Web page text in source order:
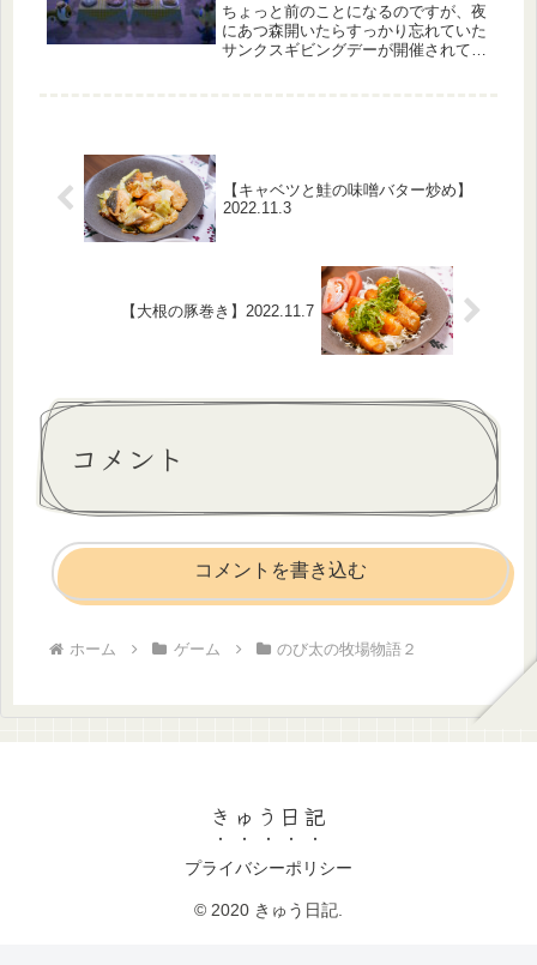
ちょっと前のことになるのですが、夜
にあつ森開いたらすっかり忘れていた
サンクスギビングデーが開催されてい
【キャベツと鮭の味噌バター炒め】
2022.11.3
【大根の豚巻き】2022.11.7
コメント
コメントを書き込む
ホーム ゲーム のび太の牧場物語２
きゅう日記
プライバシーポリシー
© 2020 きゅう日記.